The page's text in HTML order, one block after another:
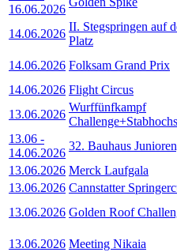
16.06.2026
14.06.2026
II. Stegspringen auf
Platz
14.06.2026 Folksam Grand Prix
14.06.2026 Flight Circus
13.06.2026
Wurffünfkampf
13.06 -
14.06.2026
32. Bauhaus
13.06.2026 Merck Laufgala
13.06.2026 Cannstatter
13.06.2026 Golden Roof
13.06.2026 Meeting Nikaia